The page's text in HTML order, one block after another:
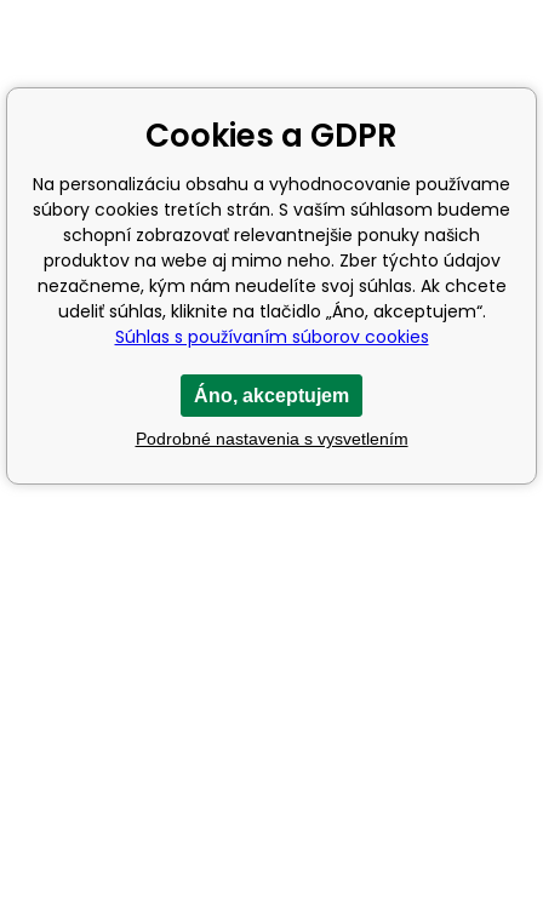
Cookies a GDPR
Na personalizáciu obsahu a vyhodnocovanie používame
súbory cookies tretích strán. S vaším súhlasom budeme
schopní zobrazovať relevantnejšie ponuky našich
produktov na webe aj mimo neho. Zber týchto údajov
nezačneme, kým nám neudelíte svoj súhlas. Ak chcete
udeliť súhlas, kliknite na tlačidlo „Áno, akceptujem“.
Súhlas s používaním súborov cookies
Áno, akceptujem
Podrobné nastavenia s vysvetlením